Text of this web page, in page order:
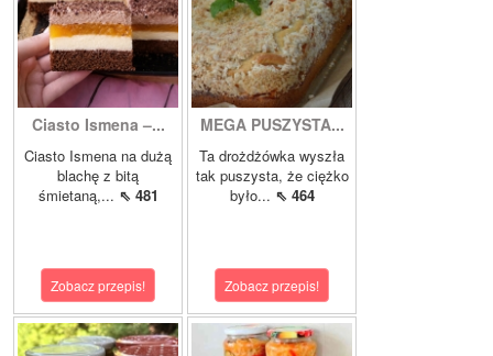
Ciasto Ismena –...
Ciasto Ismena na dużą
blachę z bitą
śmietaną,... ⇖ 481
Zobacz przepis!
MEGA PUSZYSTA...
Ta drożdżówka wyszła
tak puszysta, że ciężko
było... ⇖ 464
Zobacz przepis!